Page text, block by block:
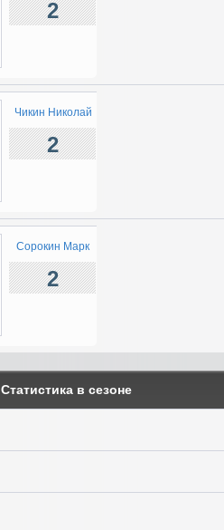
2
Чикин Николай
2
Сорокин Марк
2
Статистика в сезоне